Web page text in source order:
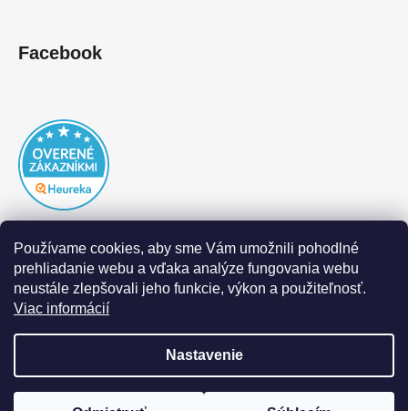
Používame cookies, aby sme Vám umožnili pohodlné
prehliadanie webu a vďaka analýze fungovania webu
neustále zlepšovali jeho funkcie, výkon a použiteľnosť.
Viac informácií
Nastavenie
Facebook
|Realizoval Appgrade